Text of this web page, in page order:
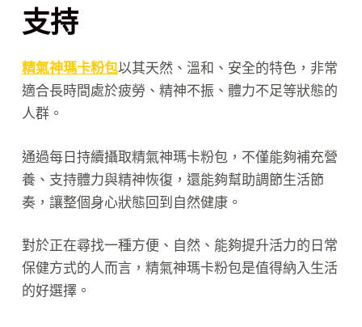
支持
精氣神瑪卡粉包以其天然、溫和、安全的特色，非常
適合長時間處於疲勞、精神不振、體力不足等狀態的
人群。
通過每日持續攝取精氣神瑪卡粉包，不僅能夠補充營
養、支持體力與精神恢復，還能夠幫助調節生活節
奏，讓整個身心狀態回到自然健康。
對於正在尋找一種方便、自然、能夠提升活力的日常
保健方式的人而言，精氣神瑪卡粉包是值得納入生活
的好選擇。